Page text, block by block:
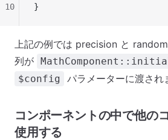
}
10
上記の例では precision と
列が
$config パラメーターに渡され
コンポーネントの中で他の
使用する